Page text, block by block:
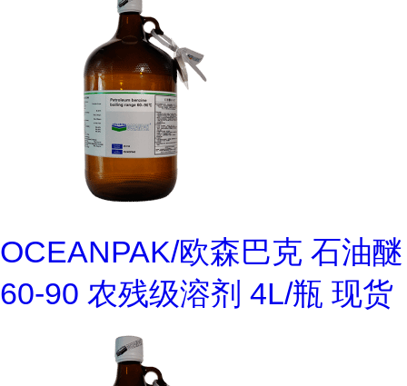
OCEANPAK/欧森巴克 石油醚
60-90 农残级溶剂 4L/瓶 现货